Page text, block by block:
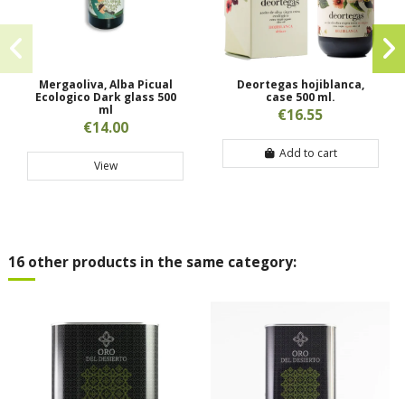
Mergaoliva, Alba Picual
Ecologico Dark glass 500
ml
€14.00
View
Deortegas hojiblanca,
case 500 ml.
€16.55
Add to cart
16 other products in the same category: